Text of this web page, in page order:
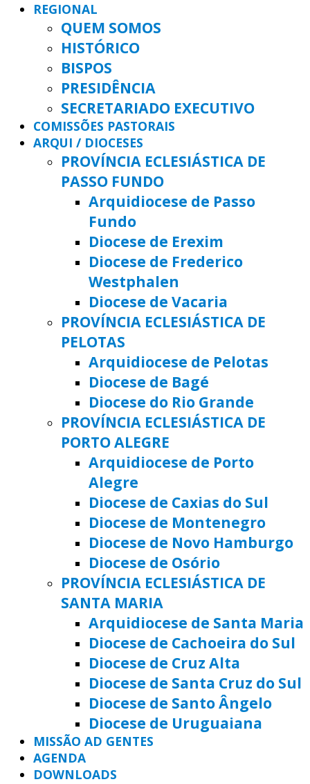
REGIONAL
QUEM SOMOS
HISTÓRICO
BISPOS
PRESIDÊNCIA
SECRETARIADO EXECUTIVO
COMISSÕES PASTORAIS
ARQUI / DIOCESES
PROVÍNCIA ECLESIÁSTICA DE
PASSO FUNDO
Arquidiocese de Passo
Fundo
Diocese de Erexim
Diocese de Frederico
Westphalen
Diocese de Vacaria
PROVÍNCIA ECLESIÁSTICA DE
PELOTAS
Arquidiocese de Pelotas
Diocese de Bagé
Diocese do Rio Grande
PROVÍNCIA ECLESIÁSTICA DE
PORTO ALEGRE
Arquidiocese de Porto
Alegre
Diocese de Caxias do Sul
Diocese de Montenegro
Diocese de Novo Hamburgo
Diocese de Osório
PROVÍNCIA ECLESIÁSTICA DE
SANTA MARIA
Arquidiocese de Santa Maria
Diocese de Cachoeira do Sul
Diocese de Cruz Alta
Diocese de Santa Cruz do Sul
Diocese de Santo Ângelo
Diocese de Uruguaiana
MISSÃO AD GENTES
AGENDA
DOWNLOADS